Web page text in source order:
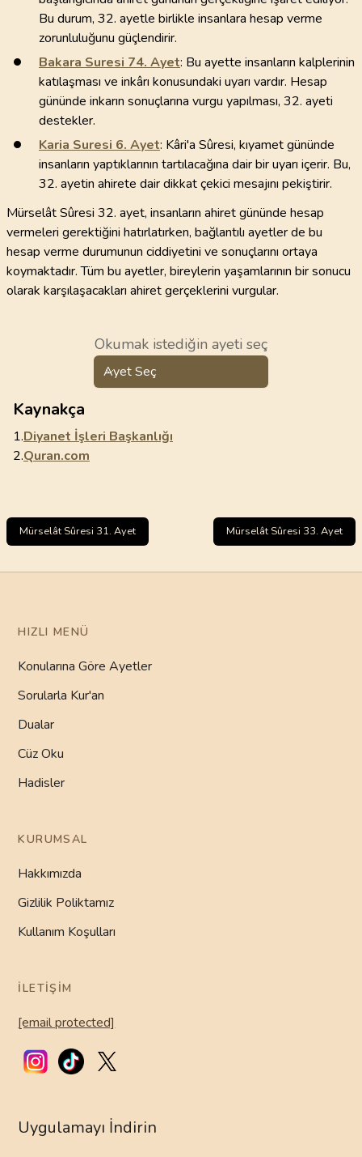
Bu durum, 32. ayetle birlikle insanlara hesap verme
zorunluluğunu güçlendirir.
Bakara Suresi 74. Ayet: Bu ayette insanların kalplerinin
katılaşması ve inkârı konusundaki uyarı vardır. Hesap
gününde inkarın sonuçlarına vurgu yapılması, 32. ayeti
destekler.
Karia Suresi 6. Ayet: Kâri'a Sûresi, kıyamet gününde
insanların yaptıklarının tartılacağına dair bir uyarı içerir. Bu,
32. ayetin ahirete dair dikkat çekici mesajını pekiştirir.
Mürselât Sûresi 32. ayet, insanların ahiret gününde hesap
vermeleri gerektiğini hatırlatırken, bağlantılı ayetler de bu
hesap verme durumunun ciddiyetini ve sonuçlarını ortaya
koymaktadır. Tüm bu ayetler, bireylerin yaşamlarının bir sonucu
olarak karşılaşacakları ahiret gerçeklerini vurgular.
Okumak istediğin ayeti seç
Ayet Seç
Kaynakça
1.Diyanet İşleri Başkanlığı
2.Quran.com
Mürselât Sûresi 31. Ayet Mürselât Sûresi 33. Ayet
HIZLI MENÜ
Konularına Göre Ayetler
Sorularla Kur'an
Dualar
Cüz Oku
Hadisler
KURUMSAL
Hakkımızda
Gizlilik Poliktamız
Kullanım Koşulları
İLETIŞIM
[email protected]
Uygulamayı İndirin